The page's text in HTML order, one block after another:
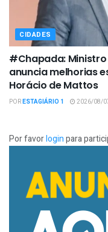
CIDADES
#Chapada: Ministro
anuncia melhorias
Horácio de Mattos
PORESTAGIÁRIO 1 2026/08/
Por favorloginpara